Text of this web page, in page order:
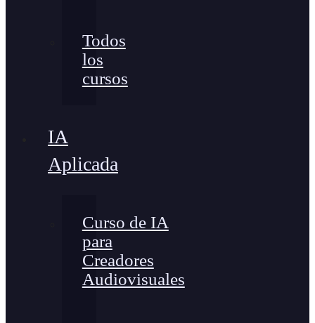
Todos
los
cursos
IA
Aplicada
Curso de IA
para
Creadores
Audiovisuales